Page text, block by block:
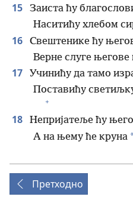
15 Заиста ћу
Наситићу хлебом
16 Свештенике ћу
Верне слуге
17 Учинићу да тамо
Поставићу
+
18 Непријатеље ћу
А на њему ће круна
Претходно